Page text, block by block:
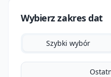
Wybierz zakres dat
Szybki wybór